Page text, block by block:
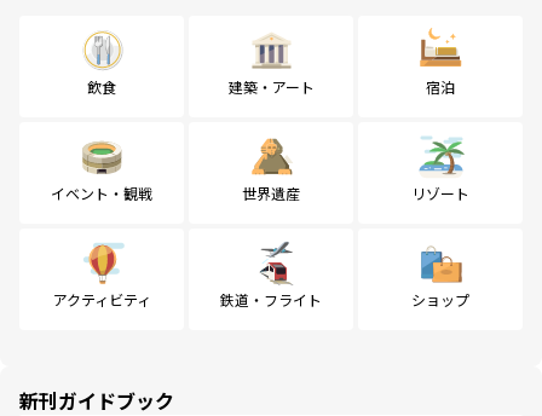
飲食 建築・アート 宿泊
イベント・観戦 世界遺産 リゾート
アクティビティ 鉄道・フライト ショップ
新刊ガイドブック